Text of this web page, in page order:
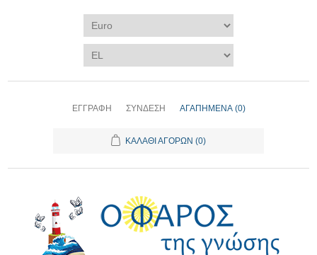
ΕΓΓΡΑΦΉ ΣΎΝΔΕΣΗ ΑΓΑΠΗΜΈΝΑ (0)
ΚΑΛΆΘΙ ΑΓΟΡΏΝ (0)